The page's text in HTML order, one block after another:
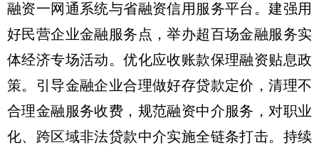
融资一网通系统与省融资信用服务平台。建强用
好民营企业金融服务点，举办超百场金融服务实
体经济专场活动。优化应收账款保理融资贴息政
策。引导金融企业合理做好存贷款定价，清理不
合理金融服务收费，规范融资中介服务，对职业
化、跨区域非法贷款中介实施全链条打击。持续